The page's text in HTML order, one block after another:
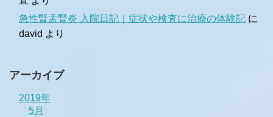
急性腎盂腎炎 入院日記｜症状や検査に治療の体験記 に
david より
アーカイブ
2019年
5月